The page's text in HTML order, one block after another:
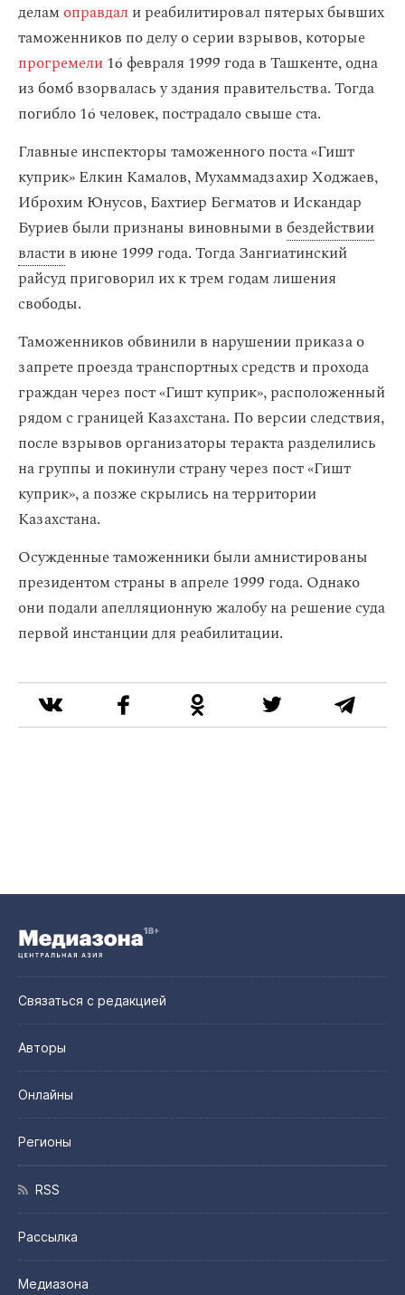
делам оправдал и реабилитировал пятерых бывших
таможенников по делу о серии взрывов, которые
прогремели16 февраля 1999 года в Ташкенте, одна
из бомб взорвалась у здания правительства. Тогда
погибло 16 человек, пострадало свыше ста.
Главные инспекторы таможенного поста «Гишт
куприк» Елкин Камалов, Мухаммадзахир Ходжаев,
Иброхим Юнусов, Бахтиер Бегматов и Искандар
Буриев были признаны виновными вбездействии
властив июне 1999 года. Тогда Зангиатинский
райсуд приговорил их к трем годам лишения
свободы.
Таможенников обвинили в нарушении приказа о
запрете проезда транспортных средств и прохода
граждан через пост «Гишт куприк», расположенный
рядом с границей Казахстана. По версии следствия,
после взрывов организаторы теракта разделились
на группы и покинули страну через пост «Гишт
куприк», а позже скрылись на территории
Казахстана.
Осужденные таможенники были амнистированы
президентом страны в апреле 1999 года. Однако
они подали апелляционную жалобу на решение суда
первой инстанции для реабилитации.
Связаться с редакцией
Авторы
Онлайны
Регионы
RSS
Рассылка
Медиазона